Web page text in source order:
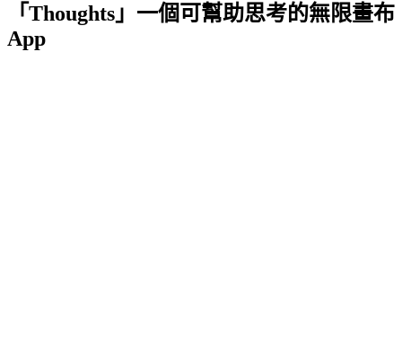
「Thoughts」一個可幫助思考的無限畫布
App